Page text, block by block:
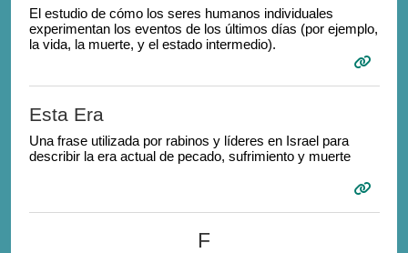
El estudio de cómo los seres humanos individuales
experimentan los eventos de los últimos días (por ejemplo,
la vida, la muerte, y el estado intermedio).
Esta Era
Una frase utilizada por rabinos y líderes en Israel para
describir la era actual de pecado, sufrimiento y muerte
F